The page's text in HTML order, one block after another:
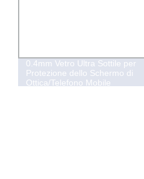
0.4mm Vetro Ultra Sottile per
Protezione dello Schermo di
Ottica/Telefono Mobile